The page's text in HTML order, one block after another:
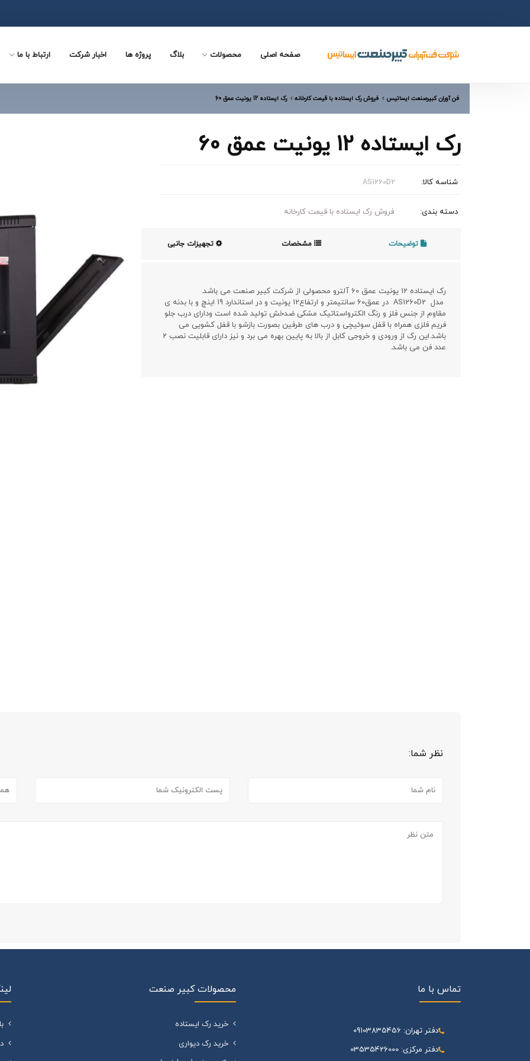
صفحه اصلی محصولات بلاگ پروژه ها اخبار شرکت ارتباط با ما
فن آوران کبیرصنعت ایساتیس فروش رک ایستاده با قیمت کارخانه رک ایستاده 12 یونیت عمق 60
رک ایستاده 12 یونیت عمق 60
شناسه کالا: AS1260D2
دسته بندی: فروش رک ایستاده با قیمت کارخانه
توضیحات مشخصات تجهیزات جانبی
رک ایستاده 12 یونیت عمق 60 آلترو محصولی از شرکت کبیر صنعت می باشد.
مدل AS1260D2 در عمق60 سانتیمتر و ارتفاع12 یونیت و در استاندارد 19 اینچ و با بدنه ی
مقاوم از جنس فلز و رنگ الکترواستاتیک مشکی ضدخش تولید شده است ودارای درب جلو
فریم فلزی همراه با قفل سوئیچی و درب های طرفین بصورت بازشو با قفل کشویی می
باشد.این رک از ورودی و خروجی کابل از بالا به پایین بهره می برد و نیز دارای قابلیت نصب 2
عدد فن می باشد.
نظر شما:
تماس با ما
دفتر تهران: 09103835456
دفتر مرکزی: 03535426000
محصولات کبیر صنعت
خرید رک ایستاده
خرید رک دیواری